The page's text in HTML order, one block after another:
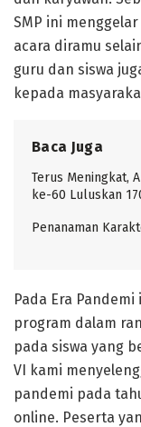
SMP ini
acara diramu
guru dan siswa
kepada
Baca Juga
Terus Meningkat,
ke-60 Luluskan
Penanaman
Pada Era
program dalam
pada siswa yang
VI kami
pandemi pada
online. Peserta